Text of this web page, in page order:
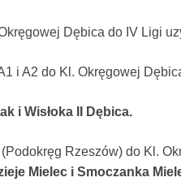
Dębica do IV Ligi
i A2 do Kl. Okręgowej
i Wisłoka II Dębica.
Rzeszów) do Kl.
Mielec i Smoczanka